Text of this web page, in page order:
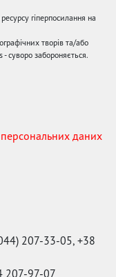
гіперпосилання на
творів та/або
суворо забороняється.
персональних даних
207-33-05, +38
207-97-07